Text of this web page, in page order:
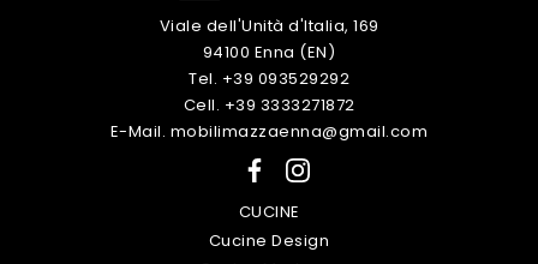
Viale dell'Unità d'Italia, 169
94100 Enna (EN)
Tel. +39 093529292
Cell. +39 3333271872
E-Mail. mobilimazzaenna@gmail.com
CUCINE
Cucine Design